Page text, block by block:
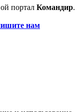
портал Командир.
нам